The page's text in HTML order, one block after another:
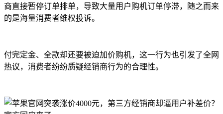
商直接暂停订单排单，导致大量用户购机订单停滞，随之而来
的是海量消费者维权投诉。
付完定金、全款却还要被迫加价购机，这一行为也引发了全网
热议，消费者纷纷质疑经销商行为的合理性。